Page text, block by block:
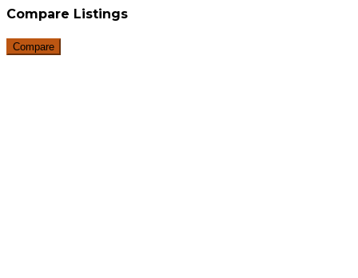
Compare Listings
Compare